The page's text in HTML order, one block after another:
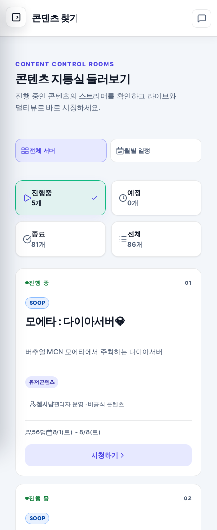
콘텐츠 찾기
CONTENT CONTROL ROOMS
콘텐츠 지통실 둘러보기
진행 중인 콘텐츠의 스트리머를 확인하고 라이브와
멀티뷰로 바로 시청하세요.
전체 서버 월별 일정
진행중
5개
예정
0개
종료
81개
전체
86개
모에타 : 다이아서버💎 지통실 보기
진행 중 01
SOOP
모에타 : 다이아서버💎
버추얼 MCN 모에타에서 주최하는 다이아서버
유저콘텐츠
첼시냥관리자 운영 · 비공식 콘텐츠
56명 8/1(토) ~ 8/8(토)
시청하기
도오의 팰월드 멀티버스 지통실 보기
진행 중 02
SOOP